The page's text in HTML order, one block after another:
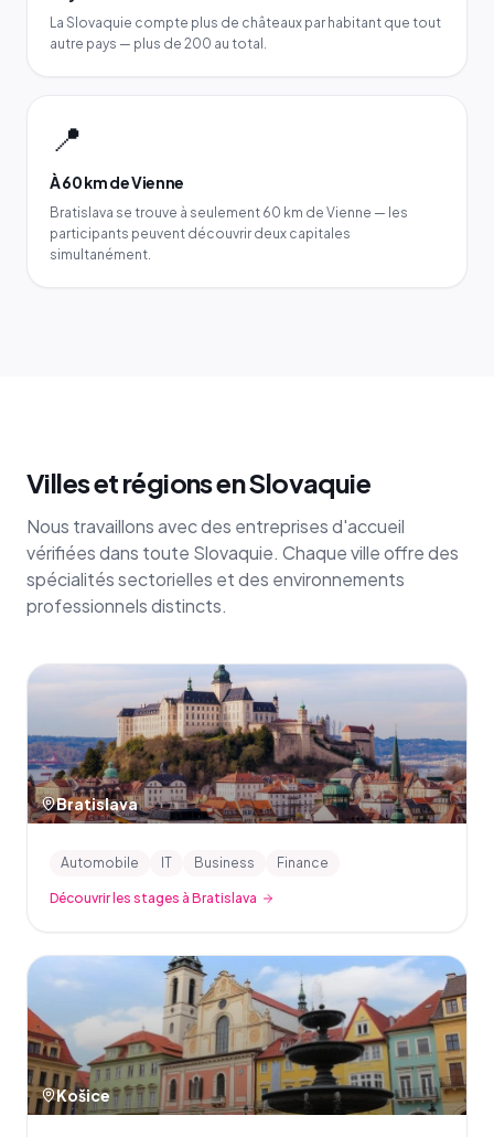
La Slovaquie compte plus de châteaux par habitant que tout
autre pays — plus de 200 au total.
📍
À 60 km de Vienne
Bratislava se trouve à seulement 60 km de Vienne — les
participants peuvent découvrir deux capitales
simultanément.
Villes et régions en Slovaquie
Nous travaillons avec des entreprises d'accueil
vérifiées dans toute Slovaquie. Chaque ville offre des
spécialités sectorielles et des environnements
professionnels distincts.
Bratislava
Automobile IT Business Finance
Découvrir les stages à Bratislava
Košice